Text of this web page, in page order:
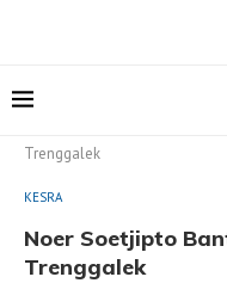
Trenggalek
KESRA
Noer Soetjipto
Trenggalek